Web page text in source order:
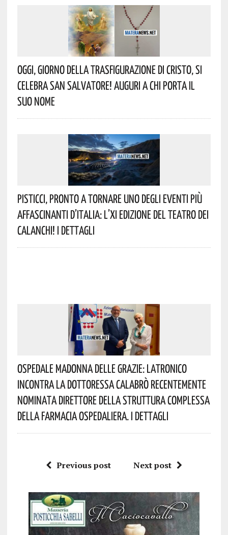
Oggi, Giorno Della Trasfigurazione Di Cristo, Si
Celebra San Salvatore! Auguri A Chi Porta Il
Suo Nome
Pisticci, Pronto A Tornare Uno Degli Eventi Più
Affascinanti D’Italia: L’XI Edizione Del Teatro Dei
Calanchi! I Dettagli
Ospedale Madonna Delle Grazie: Latronico
Incontra La Dottoressa Calabrò Recentemente
Nominata Direttore Della Struttura Complessa
Della Farmacia Ospedaliera. I Dettagli
Previous post Next post